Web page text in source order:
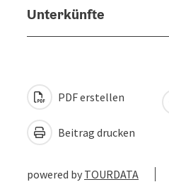
Unterkünfte
PDF erstellen
Beitrag drucken
powered by TOURDATA